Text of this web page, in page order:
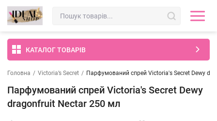
КАТАЛОГ ТОВАРІВ
Головна / Victoria’s Secret / Парфумований спрей Victoria's Secret Dewy
Парфумований спрей Victoria's Secret Dewy
dragonfruit Nectar 250 мл